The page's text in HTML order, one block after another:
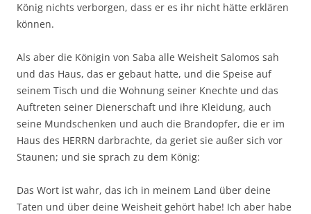
König nichts verborgen, dass er es ihr nicht hätte erklären
können.
Als aber die Königin von Saba alle Weisheit Salomos sah
und das Haus, das er gebaut hatte, und die Speise auf
seinem Tisch und die Wohnung seiner Knechte und das
Auftreten seiner Dienerschaft und ihre Kleidung, auch
seine Mundschenken und auch die Brandopfer, die er im
Haus des HERRN darbrachte, da geriet sie außer sich vor
Staunen; und sie sprach zu dem König:
Das Wort ist wahr, das ich in meinem Land über deine
Taten und über deine Weisheit gehört habe! Ich aber habe